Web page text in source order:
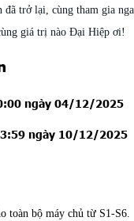
đã trở lại, cùng tham gia
giá trị nào Đại Hiệp ơi!
ngày 04/12/2025
ngày 10/12/2025
toàn bộ máy chủ từ S1-S6.